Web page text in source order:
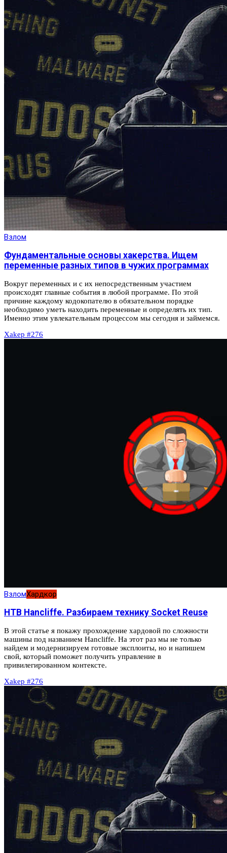
Взлом
Фундаментальные основы хакерства. Ищем
переменные разных типов в чужих программах
Вокруг переменных и с их непосредственным участием
происходят главные события в любой программе. По этой
причине каждому кодокопателю в обязательном порядке
необходимо уметь находить переменные и определять их тип.
Именно этим увлекательным процессом мы сегодня и займемся.
Xakep #276
ВзломХардкор
HTB Hancliffe. Разбираем технику Socket Reuse
В этой статье я покажу прохождение хардовой по сложности
машины под названием Hancliffe. На этот раз мы не только
найдем и модернизируем готовые эксплоиты, но и напишем
свой, который поможет получить управление в
привилегированном контексте.
Xakep #276